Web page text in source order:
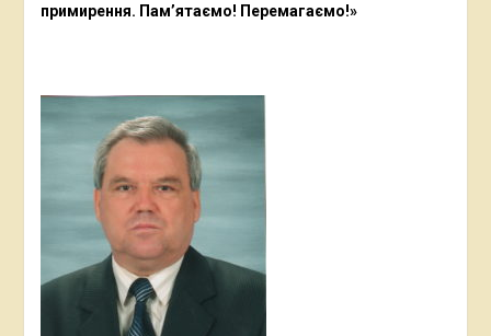
примирення. Пам’ятаємо! Перемагаємо!»